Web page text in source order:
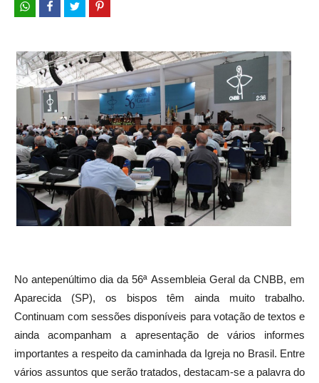
No antepenúltimo dia da 56ª Assembleia Geral da CNBB, em
Aparecida (SP), os bispos têm ainda muito trabalho.
Continuam com sessões disponíveis para votação de textos e
ainda acompanham a apresentação de vários informes
importantes a respeito da caminhada da Igreja no Brasil. Entre
vários assuntos que serão tratados, destacam-se a palavra do